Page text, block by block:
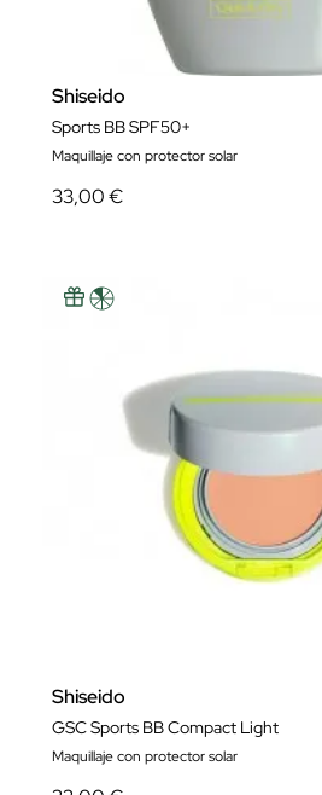
Shiseido
Sports BB SPF50+
Maquillaje con protector solar
33,00 €
Shiseido
GSC Sports BB Compact Light
Maquillaje con protector solar